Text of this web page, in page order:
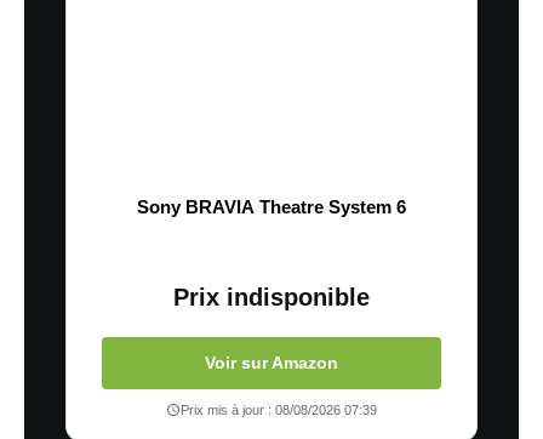
Sony BRAVIA Theatre System 6
Prix indisponible
Voir sur Amazon
Prix mis à jour : 08/08/2026 07:39